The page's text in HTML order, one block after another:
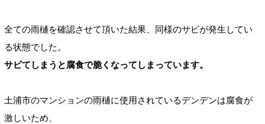
全ての雨樋を確認させて頂いた結果、同様のサビが発生してい
る状態でした。
サビてしまうと腐食で脆くなってしまっています。
土浦市のマンションの雨樋に使用されているデンデンは腐食が
激しいため、